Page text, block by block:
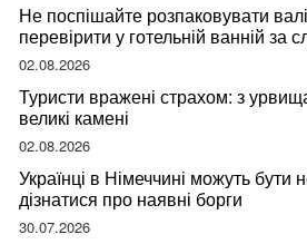
Не поспішайте розпаковувати
перевірити у готельній ванній за
мандрівниці
02.08.2026
Туристи вражені страхом: з
великі камені
02.08.2026
Українці в Німеччині можуть бути
дізнатися про наявні борги
30.07.2026